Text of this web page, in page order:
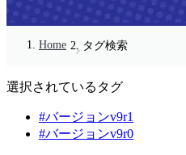
Home タグ検索
選択されているタグ
#バージョンv9r1
#バージョンv9r0